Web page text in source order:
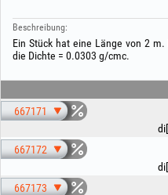
Beschreibung:
Ein Stück hat eine Länge von 2
die Dichte = 0.0303 g/cmc.
667171
667172
667173